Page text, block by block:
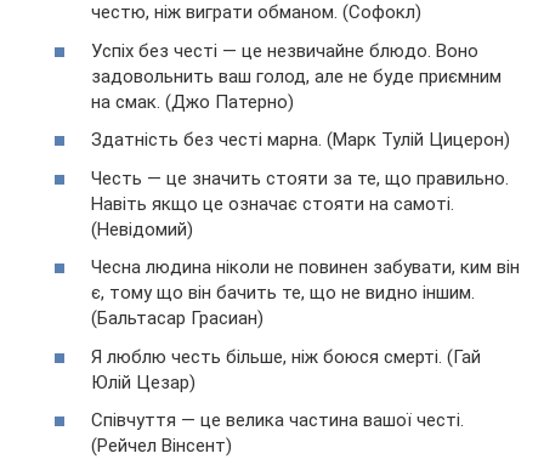
честю, ніж виграти обманом. (Софокл)
Успіх без честі — це незвичайне блюдо. Воно
задовольнить ваш голод, але не буде приємним
на смак. (Джо Патерно)
Здатність без честі марна. (Марк Тулій Цицерон)
Честь — це значить стояти за те, що правильно.
Навіть якщо це означає стояти на самоті.
(Невідомий)
Чесна людина ніколи не повинен забувати, ким він
є, тому що він бачить те, що не видно іншим.
(Бальтасар Грасиан)
Я люблю честь більше, ніж боюся смерті. (Гай
Юлій Цезар)
Співчуття — це велика частина вашої честі.
(Рейчел Вінсент)